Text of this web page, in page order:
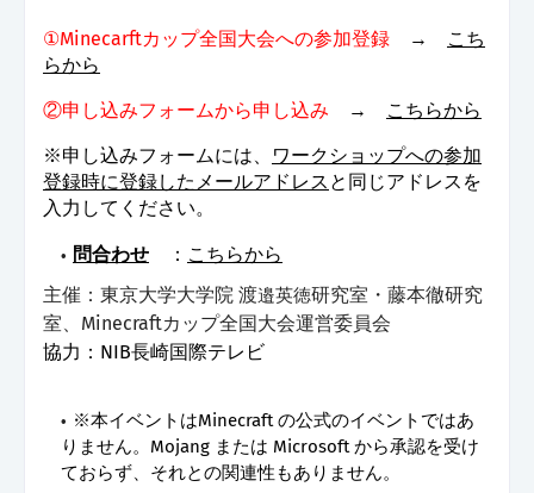
①Minecarftカップ全国大会への参加登録 →
こち
らから
②申し込みフォームから申し込み →
こちらから
※申し込みフォームには、
ワークショップへの参加
登録時に登録したメールアドレス と同じアドレスを
入力してください。
問合わせ ： こちらから
主催：東京大学大学院 渡邉英徳研究室・藤本徹研究
室、Minecraftカップ全国大会運営委員会
協力：NIB長崎国際テレビ
※本イベントはMinecraft の公式のイベントではあ
りません。Mojang または Microsoft から承認を受け
ておらず、それとの関連性もありません。